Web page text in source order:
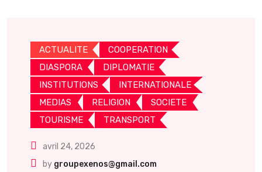
ACTUALITE
COOPERATION
DIASPORA
DIPLOMATIE
INSTITUTIONS
INTERNATIONALE
MEDIAS
RELIGION
SOCIETE
TOURISME
TRANSPORT
avril 24, 2026
by groupexenos@gmail.com